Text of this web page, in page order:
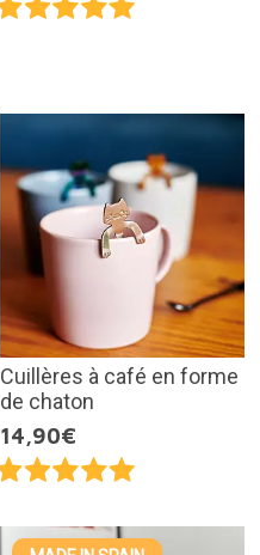
Cuillères à café en forme
de chaton
14,90€